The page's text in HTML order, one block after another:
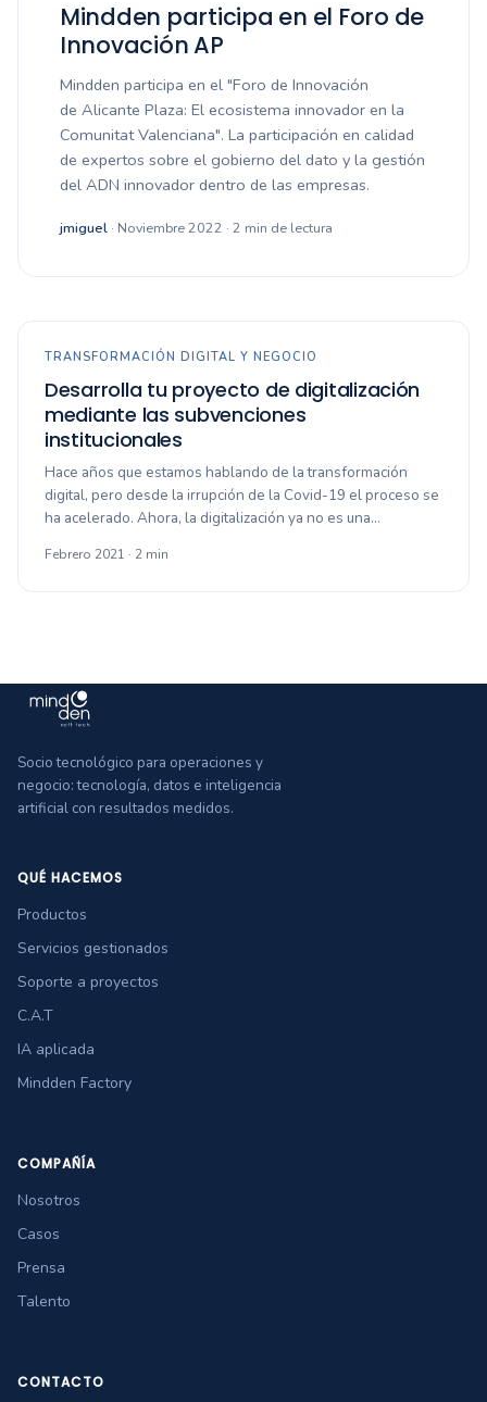
Mindden participa en el Foro de
Innovación AP
Mindden participa en el "Foro de Innovación
de Alicante Plaza: El ecosistema innovador en la
Comunitat Valenciana". La participación en calidad
de expertos sobre el gobierno del dato y la gestión
del ADN innovador dentro de las empresas.
jmiguel · Noviembre 2022 · 2 min de lectura
TRANSFORMACIÓN DIGITAL Y NEGOCIO
Desarrolla tu proyecto de digitalización
mediante las subvenciones
institucionales
Hace años que estamos hablando de la transformación
digital, pero desde la irrupción de la Covid-19 el proceso se
ha acelerado. Ahora, la digitalización ya no es una…
Febrero 2021 · 2 min
Socio tecnológico para operaciones y
negocio: tecnología, datos e inteligencia
artificial con resultados medidos.
QUÉ HACEMOS
Productos
Servicios gestionados
Soporte a proyectos
C.A.T
IA aplicada
Mindden Factory
COMPAÑÍA
Nosotros
Casos
Prensa
Talento
CONTACTO